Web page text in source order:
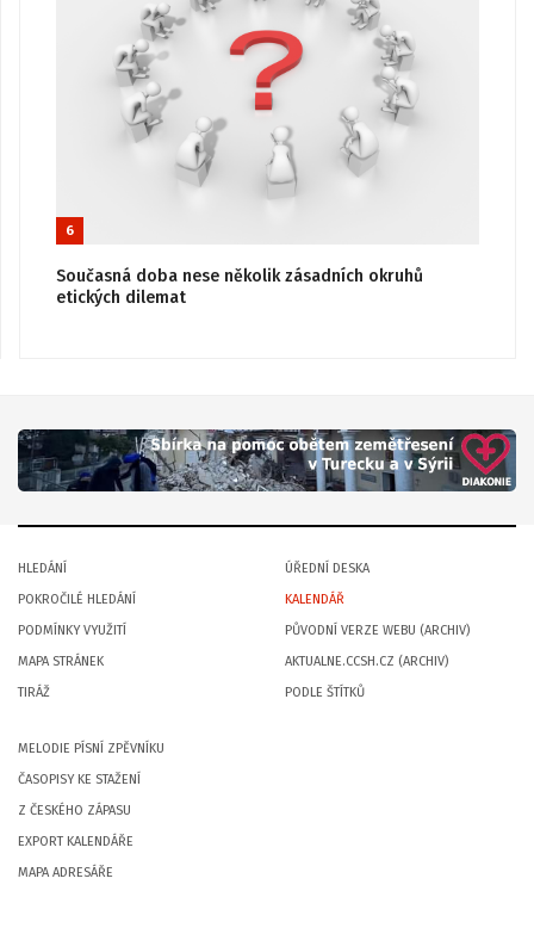
6
Současná doba nese několik zásadních okruhů
etických dilemat
HLEDÁNÍ
POKROČILÉ HLEDÁNÍ
PODMÍNKY VYUŽITÍ
MAPA STRÁNEK
TIRÁŽ
ÚŘEDNÍ DESKA
KALENDÁŘ
PŮVODNÍ VERZE WEBU (ARCHIV)
AKTUALNE.CCSH.CZ (ARCHIV)
PODLE ŠTÍTKŮ
MELODIE PÍSNÍ ZPĚVNÍKU
ČASOPISY KE STAŽENÍ
Z ČESKÉHO ZÁPASU
EXPORT KALENDÁŘE
MAPA ADRESÁŘE